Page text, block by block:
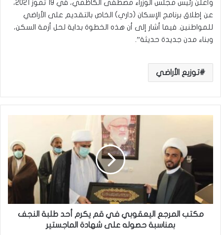
وأعلن رئيس مجلس الوزراء مصطفى الكاظمي، في 19 تموز 2021،
عن إطلاق برنامج الإسكان (داري) الخاص بالتقديم على الأراضي
للمواطنين. فيما أشار إلى أن هذه الخطوة بداية لحل أزمة السكن،
وبناء مدن جديدة حديثة”.
توزيع الأراضي
م
ج
مكتب المرجع اليعقوبي في قم يكرم أحد طلبة النجف
بمناسبة حصوله على شهادة الماجستير